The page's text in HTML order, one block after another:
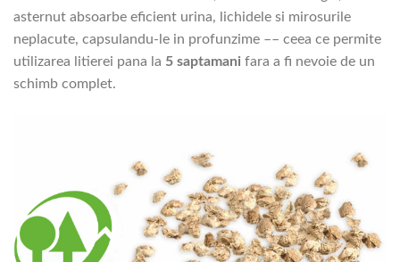
asternut absoarbe eficient urina, lichidele si mirosurile
neplacute, capsulandu-le in profunzime –– ceea ce permite
utilizarea litierei pana la 5 saptamani fara a fi nevoie de un
schimb complet.